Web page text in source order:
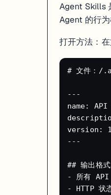
：遇到 bug 后把
Credits 省钱策略
策略
日常用 Economy 模式，别用
在 Dashboard 设置消费预警和硬上限
：Agent 3 刚上线时，有
Agent Skills
Agent 的行为
打开方法：
# 文件：/
---
name: API
version:
---
## 输出格式
- 所有
- HTTP 状